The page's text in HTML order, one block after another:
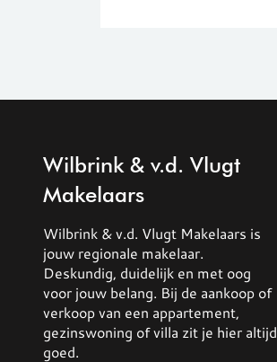
Wilbrink & v.d. Vlugt
Makelaars
Wilbrink & v.d. Vlugt Makelaars is
jouw regionale makelaar.
Deskundig, duidelijk en met oog
voor jouw belang. Bij de aankoop of
verkoop van een appartement,
gezinswoning of villa zit je hier altijd
goed.